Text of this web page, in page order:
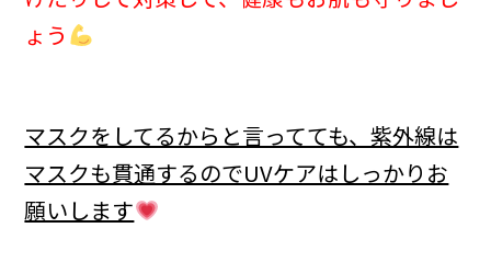
ょう
マスクをしてるからと言ってても、紫外線は
マスクも貫通するのでUVケアはしっかりお
願いします